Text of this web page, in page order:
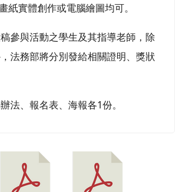
紙實體創作或電腦繪圖均可。
參與活動之學生及其指導老師，除
法務部將分別發給相關證明、獎狀
法、報名表、海報各1份。